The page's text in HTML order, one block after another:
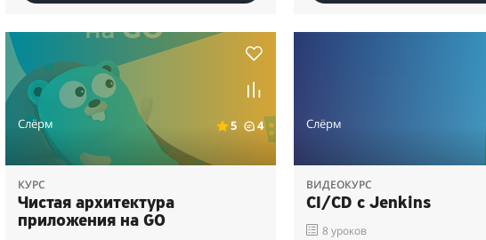
Слёрм 5 4
КУРС
Чистая архитектура
приложения на GO
Слёрм
ВИДЕОКУРС
СI/CD с Jenkins
8 уроков